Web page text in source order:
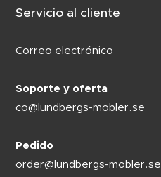
Servicio al cliente
Correo electrónico
Soporte y oferta
co@lundbergs-mobler.se
Pedido
order@lundbergs-mobler.se